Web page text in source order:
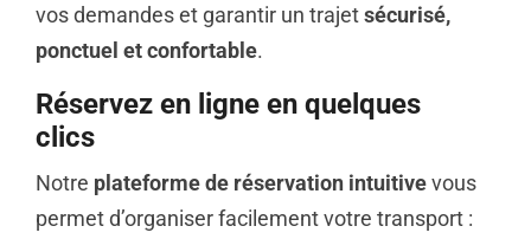
vos demandes et garantir un trajetsécurisé,
ponctuel et confortable.
Réservez en ligne en quelques
clics
Notre plateforme de réservation intuitivevous
permet d’organiser facilement votre transport :